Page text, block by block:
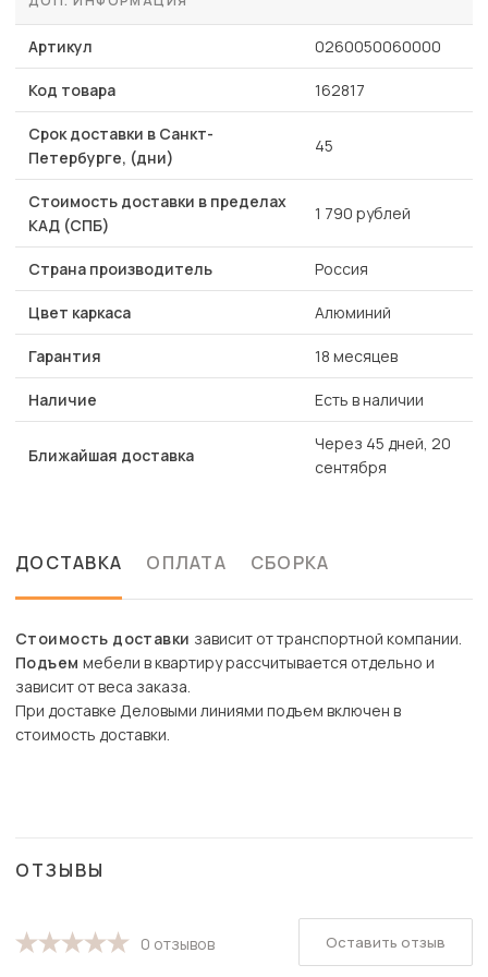
Артикул 0260050060000
Код товара 162817
Срок доставки в Санкт-
Петербурге, (дни)
45
Стоимость доставки в пределах
КАД (СПБ)
1 790 рублей
Страна производитель Россия
Цвет каркаса Алюминий
Гарантия 18 месяцев
Наличие Есть в наличии
Ближайшая доставка
Через 45 дней, 20
сентября
ДОСТАВКА ОПЛАТА СБОРКА
Стоимость доставки зависит от транспортной компании.
Подъем мебели в квартиру рассчитывается отдельно и
зависит от веса заказа.
При доставке Деловыми линиями подъем включен в
стоимость доставки.
ОТЗЫВЫ
0 отзывов Оставить отзыв